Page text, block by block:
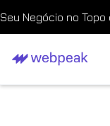
Seu Negócio no